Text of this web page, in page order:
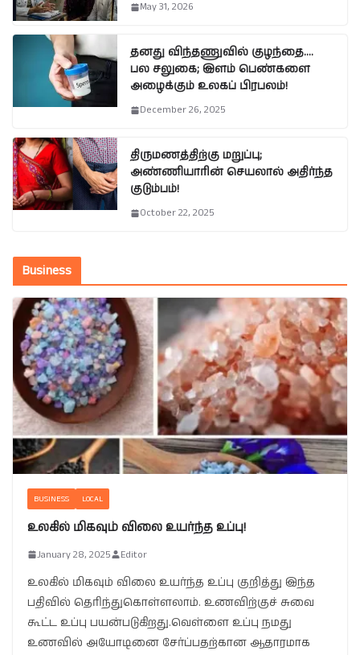
May 31, 2026
தனது விந்தணுவில் குழந்தை….
பல சலுகை; இளம் பெண்களை
அழைக்கும் உலகப் பிரபலம்!
December 26, 2025
திருமணத்திற்கு மறுப்பு;
அண்ணியாரின் செயலால் அதிர்ந்த
குடும்பம்!
October 22, 2025
Business
BUSINESS LOCAL
உலகில் மிகவும் விலை உயர்ந்த உப்பு!
January 28, 2025 Editor
உலகில் மிகவும் விலை உயர்ந்த உப்பு குறித்து இந்த
பதிவில் தெரிந்துகொள்ளலாம். உணவிற்குச் சுவை
கூட்ட உப்பு பயன்படுகிறது.வெள்ளை உப்பு நமது
உணவில் அயோடினை சேர்ப்பதற்கான ஆதாரமாக